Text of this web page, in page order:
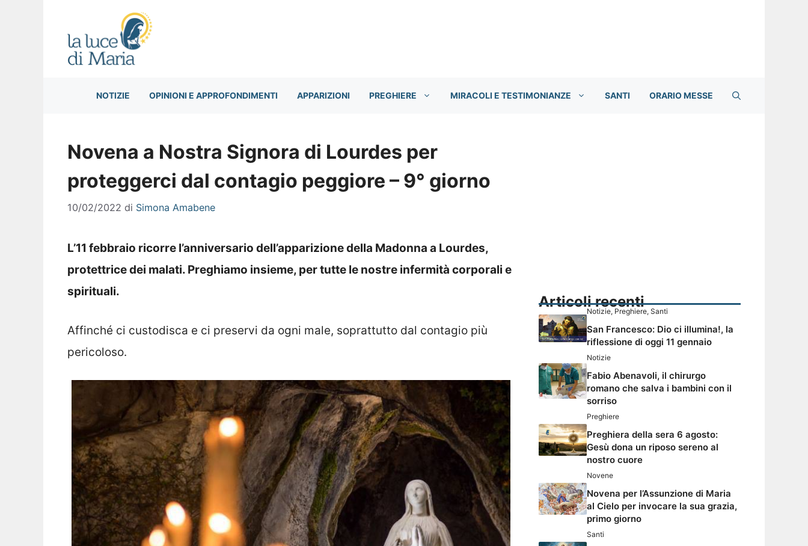
NOTIZIE OPINIONI E APPROFONDIMENTI APPARIZIONI PREGHIERE MIRACOLI E TESTIMONIANZE SANTI ORARIO MESSE
Novena a Nostra Signora di Lourdes per
proteggerci dal contagio peggiore – 9° giorno
10/02/2022 di Simona Amabene
L’11 febbraio ricorre l’anniversario dell’apparizione della Madonna a Lourdes,
protettrice dei malati. Preghiamo insieme, per tutte le nostre infermità corporali e
spirituali.
Affinché ci custodisca e ci preservi da ogni male, soprattutto dal contagio più
pericoloso.
Articoli recenti
Notizie, Preghiere, Santi
San Francesco: Dio ci illumina!, la
riflessione di oggi 11 gennaio
Notizie
Fabio Abenavoli, il chirurgo
romano che salva i bambini con il
sorriso
Preghiere
Preghiera della sera 6 agosto:
Gesù dona un riposo sereno al
nostro cuore
Novene
Novena per l’Assunzione di Maria
al Cielo per invocare la sua grazia,
primo giorno
Santi